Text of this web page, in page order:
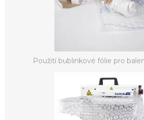
Použití bublinkové fólie pro